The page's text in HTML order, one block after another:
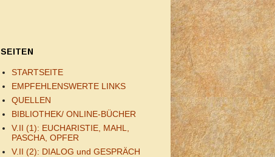
SEITEN
STARTSEITE
EMPFEHLENSWERTE LINKS
QUELLEN
BIBLIOTHEK/ ONLINE-BÜCHER
V.II (1): EUCHARISTIE, MAHL,
PASCHA, OPFER
V.II (2): DIALOG und GESPRÄCH